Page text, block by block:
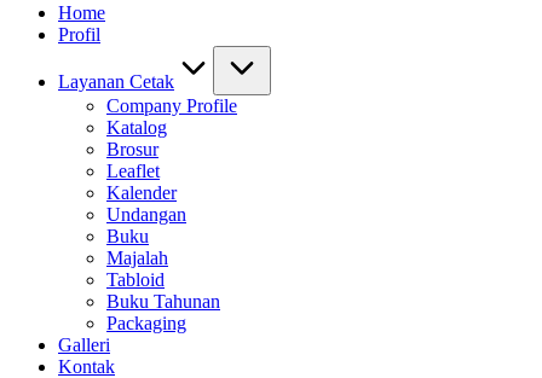
Home
Profil
Layanan Cetak
Company Profile
Katalog
Brosur
Leaflet
Kalender
Undangan
Buku
Majalah
Tabloid
Buku Tahunan
Packaging
Galleri
Kontak